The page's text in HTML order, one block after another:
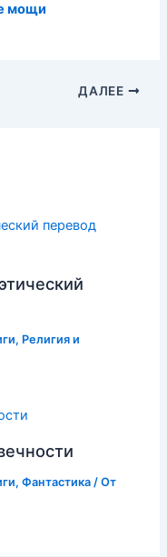
мощи
ДАЛЕЕ
, Религия и
,Фантастика / От